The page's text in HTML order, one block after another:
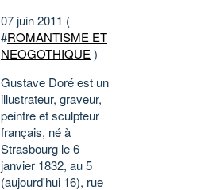
07 juin 2011 (
#ROMANTISME ET
NEOGOTHIQUE )
Gustave Doré est un
illustrateur, graveur,
peintre et sculpteur
français, né à
Strasbourg le 6
janvier 1832, au 5
(aujourd'hui 16), rue